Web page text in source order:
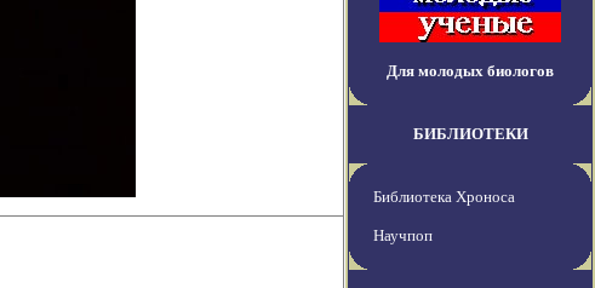
Для молодых биологов
БИБЛИОТЕКИ
Библиотека Хроноса
Научпоп